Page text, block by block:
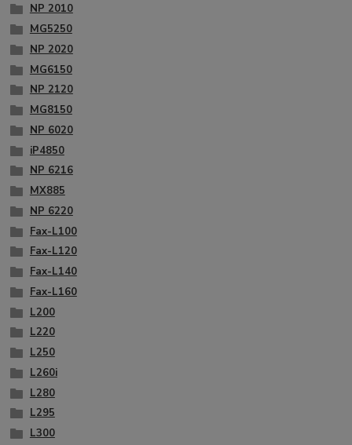
NP 2010
MG5250
NP 2020
MG6150
NP 2120
MG8150
NP 6020
iP4850
NP 6216
MX885
NP 6220
Fax-L100
Fax-L120
Fax-L140
Fax-L160
L200
L220
L250
L260i
L280
L295
L300